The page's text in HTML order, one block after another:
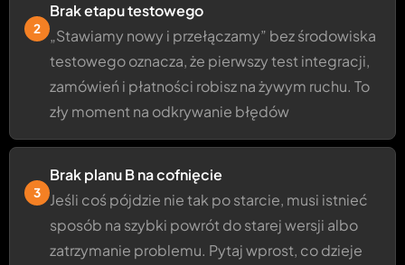
2
Brak etapu testowego
„Stawiamy nowy i przełączamy” bez środowiska
testowego oznacza, że pierwszy test integracji,
zamówień i płatności robisz na żywym ruchu. To
zły moment na odkrywanie błędów
3
Brak planu B na cofnięcie
Jeśli coś pójdzie nie tak po starcie, musi istnieć
sposób na szybki powrót do starej wersji albo
zatrzymanie problemu. Pytaj wprost, co dzieje